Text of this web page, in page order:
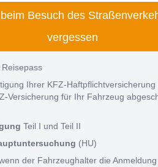
Besuch des
vergessen
Ihrer KFZ-
Versicherung für Ihr Fahrzeug
Teil I und Teil II
(HU)
wenn der Fahrzeughalter die